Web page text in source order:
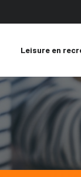
Leisure en